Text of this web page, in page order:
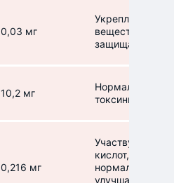
0,03 мг
Укрепляет
веществ,
защищает
10,2 мг
Нормализует
токсины,
0,216 мг
Участвует в
кислот,
нормализует
улучшает